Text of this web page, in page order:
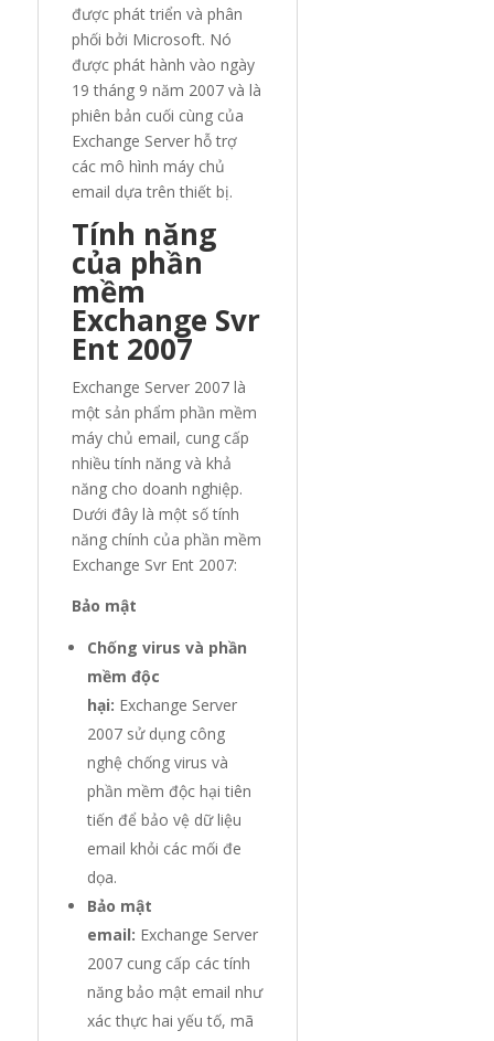
được phát triển và phân
phối bởi Microsoft. Nó
được phát hành vào ngày
19 tháng 9 năm 2007 và là
phiên bản cuối cùng của
Exchange Server hỗ trợ
các mô hình máy chủ
email dựa trên thiết bị.
Tính năng
của phần
mềm
Exchange Svr
Ent 2007
Exchange Server 2007 là
một sản phẩm phần mềm
máy chủ email, cung cấp
nhiều tính năng và khả
năng cho doanh nghiệp.
Dưới đây là một số tính
năng chính của phần mềm
Exchange Svr Ent 2007:
Bảo mật
Chống virus và phần
mềm độc
hại: Exchange Server
2007 sử dụng công
nghệ chống virus và
phần mềm độc hại tiên
tiến để bảo vệ dữ liệu
email khỏi các mối đe
dọa.
Bảo mật
email: Exchange Server
2007 cung cấp các tính
năng bảo mật email như
xác thực hai yếu tố, mã